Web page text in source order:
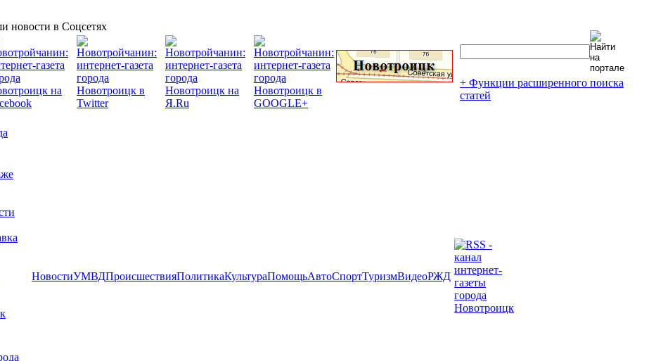
новости в Соцсетях
+ Функции расширенного поиска
статей
НовостиУМВДПроисшествияПолитикаКультураПомощьАвтоСпортТуризмВидеоРЖД